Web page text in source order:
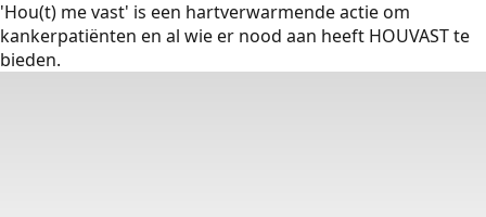
'Hou(t) me vast' is een hartverwarmende actie om
kankerpatiënten en al wie er nood aan heeft HOUVAST te
bieden.